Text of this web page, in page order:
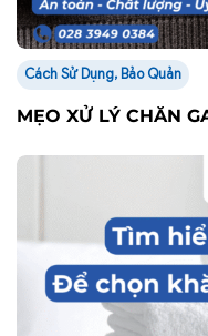
Cách Sử Dụng, Bảo Quản
MẸO XỬ LÝ CHĂN